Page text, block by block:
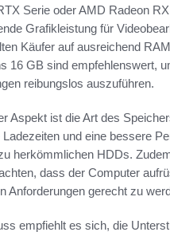
Serie oder AMD Radeon
Grafikleistung für
Käufer auf ausreichend
16 GB sind empfehlenswert,
reibungslos auszuführen.
Aspekt ist die Art des
und eine bessere
herkömmlichen HDDs.
dass der Computer
Anforderungen gerecht zu
empfiehlt es sich, die